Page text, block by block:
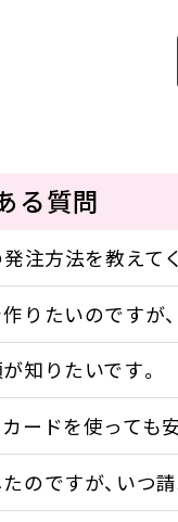
る質問
発注方法を教えて
りたいのですが
知りたいです。
ードを使っても
のですが、いつ